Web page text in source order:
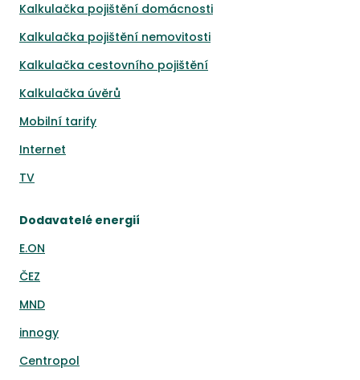
Kalkulačka pojištění domácnosti
Kalkulačka pojištění nemovitosti
Kalkulačka cestovního pojištění
Kalkulačka úvěrů
Mobilní tarify
Internet
TV
Dodavatelé energií
E.ON
ČEZ
MND
innogy
Centropol